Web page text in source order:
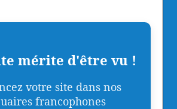
mérite d'être vu !
votre site dans nos
francophones